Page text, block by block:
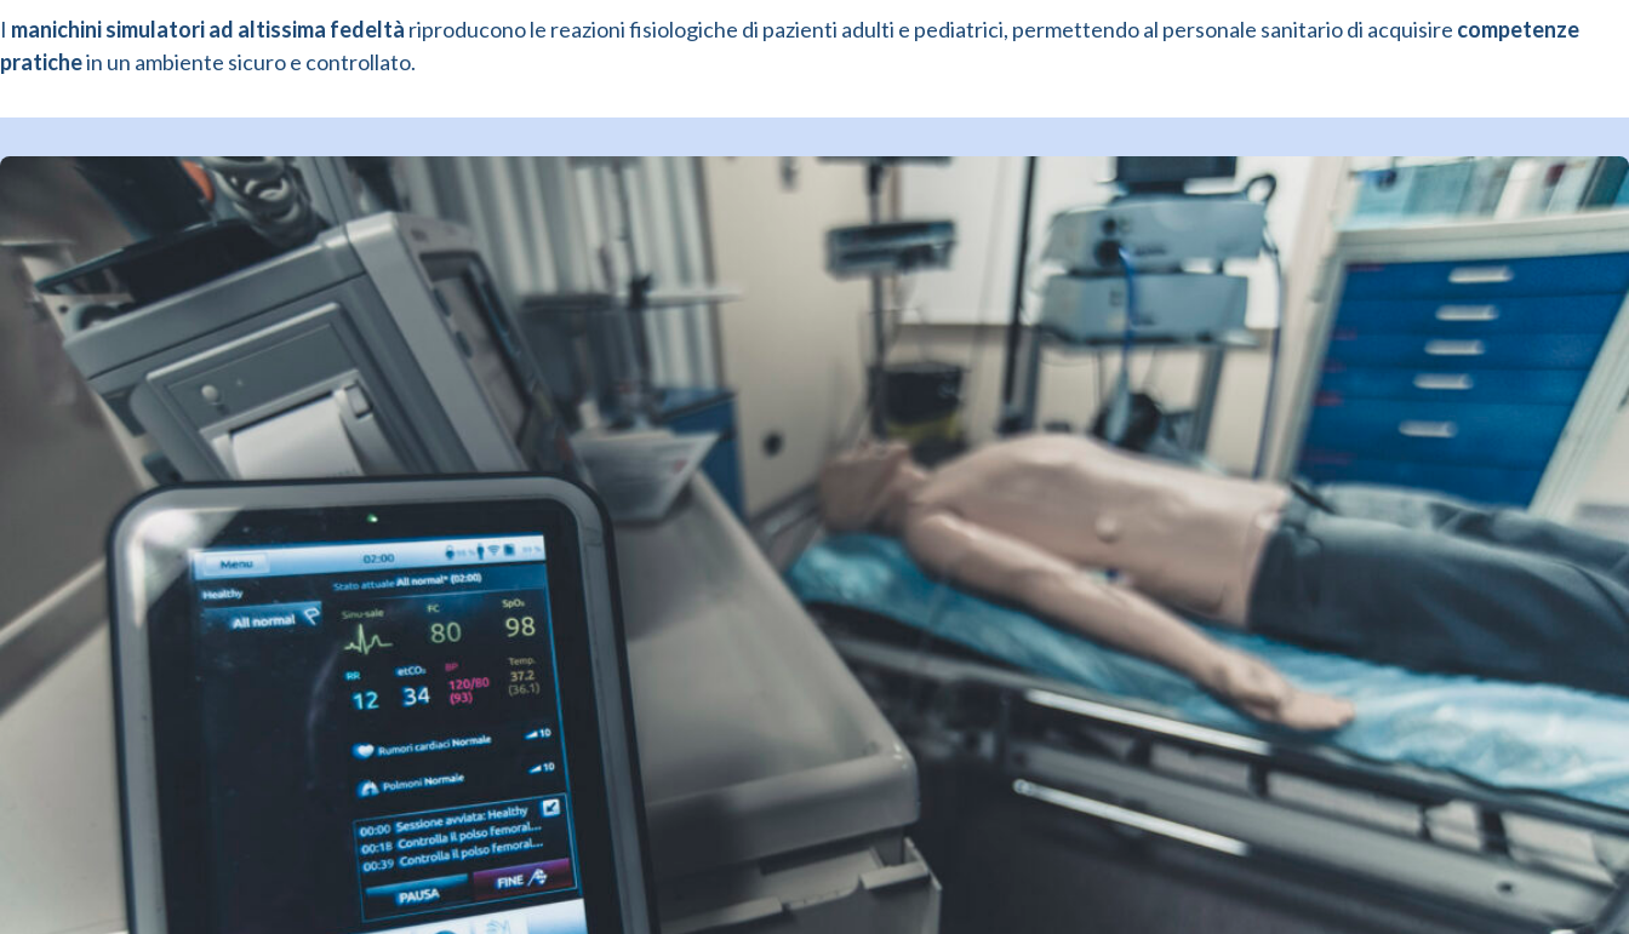
I manichini simulatori ad altissima fedeltà riproducono le reazioni fisiologiche di pazienti adulti e pediatrici, permettendo al personale sanitario di acquisire competenze
pratichein un ambiente sicuro e controllato.